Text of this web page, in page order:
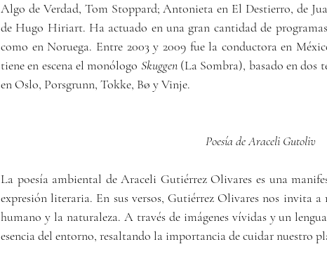
Algo de Verdad, Tom Stoppard; Antonieta en El Destierro, de
de Hugo Hiriart. Ha actuado en una gran cantidad de
como en Noruega. Entre 2003 y 2009 fue la conductora en
tiene en escena el monólogo Skuggen (La Sombra), basado en dos
en Oslo, Porsgrunn, Tokke, Bø y Vinje.
Poesía de Araceli Gutoliv
La poesía ambiental de Araceli Gutiérrez Olivares es una
expresión literaria. En sus versos, Gutiérrez Olivares nos invita
humano y la naturaleza. A través de imágenes vívidas y un
esencia del entorno, resaltando la importancia de cuidar nuestro